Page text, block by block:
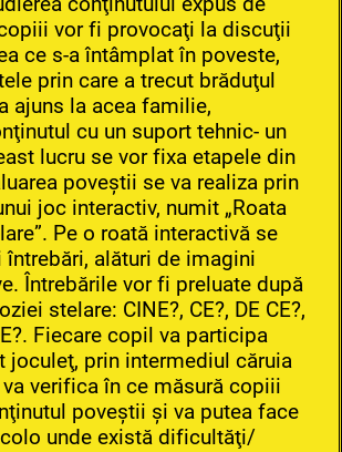
vor fi provocaţi la discuţii
ce s-a întâmplat în poveste,
prin care a trecut brăduţul
ajuns la acea familie,
cu un suport tehnic- un
lucru se vor fixa etapele din
poveştii se va realiza prin
joc interactiv, numit „Roata
Pe o roată interactivă se
alături de imagini
Întrebările vor fi preluate după
stelare: CINE?, CE?, DE CE?,
Fiecare copil va participa
joculeţ, prin intermediul căruia
verifica în ce măsură copiii
poveştii şi va putea face
unde există dificultăţi/